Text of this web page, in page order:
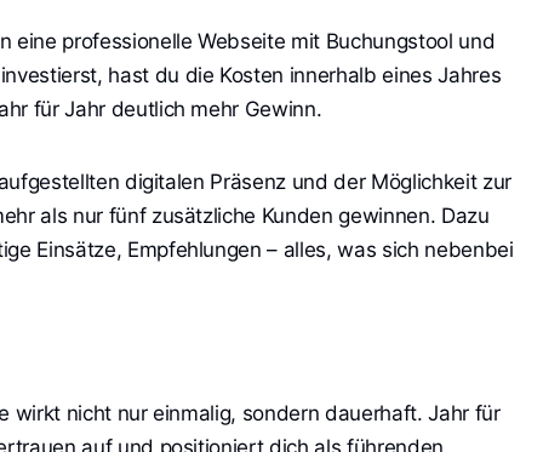
professionelle Webseite mit Buchungstool und
hast du die Kosten innerhalb eines Jahres
für Jahr deutlich mehr Gewinn.
digitalen Präsenz und der Möglichkeit zur
als nur fünf zusätzliche Kunden gewinnen. Dazu
Einsätze, Empfehlungen – alles, was sich nebenbei
wirkt nicht nur einmalig, sondern dauerhaft. Jahr für
auf und positioniert dich als führenden